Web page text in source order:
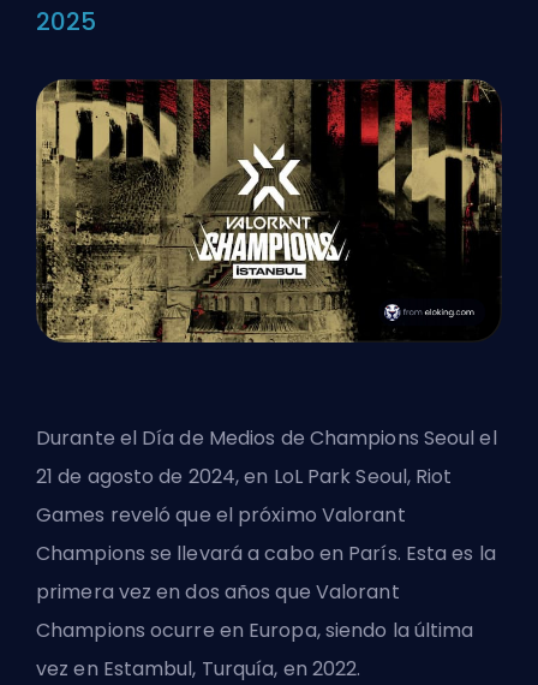
2025
Durante el Día de Medios de Champions Seoul el
21 de agosto de 2024, en LoL Park Seoul, Riot
Games reveló que el próximo Valorant
Champions se llevará a cabo en París. Esta es la
primera vez en dos años que Valorant
Champions ocurre en Europa, siendo la última
vez en Estambul, Turquía, en 2022.